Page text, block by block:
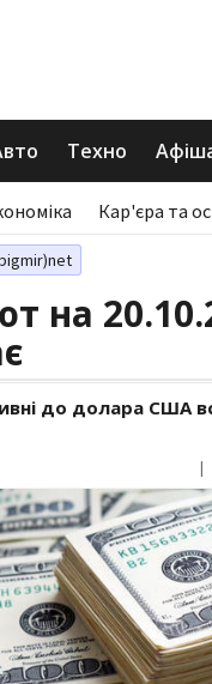
Техно
Кар'єра та
на
до долара США
|